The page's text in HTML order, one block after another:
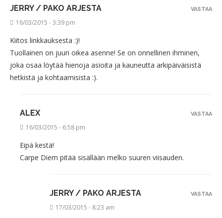
JERRY / PAKO ARJESTA
16/03/2015 - 3:39 pm
Kiitos linkkauksesta :)!
Tuollainen on juuri oikea asenne! Se on onnellinen ihminen,
joka osaa löytää hienoja asioita ja kauneutta arkipäiväisistä
hetkistä ja kohtaamisista :).
VASTAA
ALEX
16/03/2015 - 6:58 pm
Eipä kestä!
Carpe Diem pitää sisällään melko suuren viisauden.
VASTAA
JERRY / PAKO ARJESTA
17/03/2015 - 8:23 am
VASTAA